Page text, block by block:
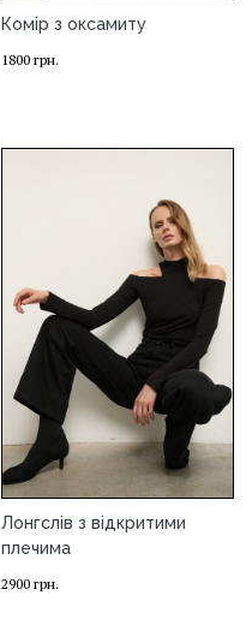
Комір з оксамиту
1800 грн.
Лонгслів з відкритими
плечима
2900 грн.